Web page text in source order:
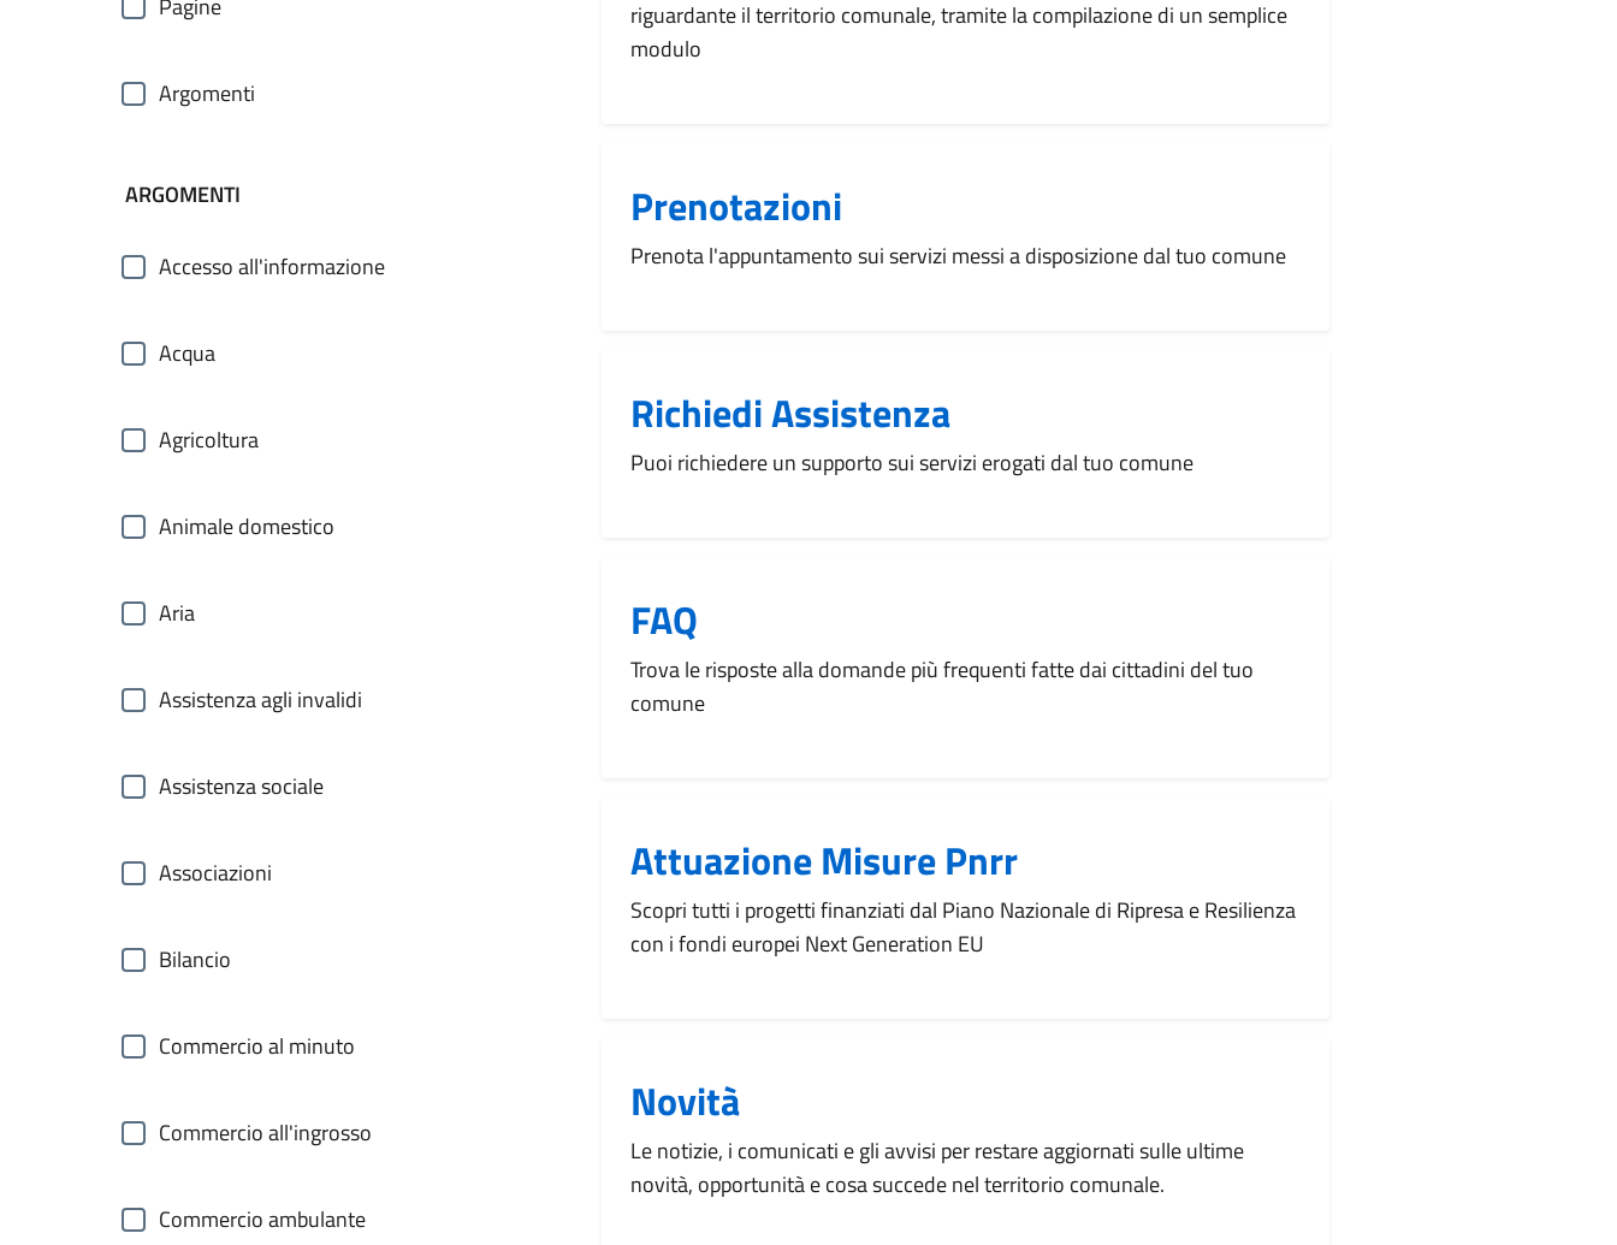
Pagine
Argomenti
ARGOMENTI
Accesso all'informazione
Acqua
Agricoltura
Animale domestico
Aria
Assistenza agli invalidi
Assistenza sociale
Associazioni
Bilancio
Commercio al minuto
Commercio all'ingrosso
Commercio ambulante
riguardante il territorio comunale, tramite la compilazione di un semplice
modulo
Prenotazioni
Prenota l'appuntamento sui servizi messi a disposizione dal tuo comune
Richiedi Assistenza
Puoi richiedere un supporto sui servizi erogati dal tuo comune
FAQ
Trova le risposte alla domande più frequenti fatte dai cittadini del tuo
comune
Attuazione Misure Pnrr
Scopri tutti i progetti finanziati dal Piano Nazionale di Ripresa e Resilienza
con i fondi europei Next Generation EU
Novità
Le notizie, i comunicati e gli avvisi per restare aggiornati sulle ultime
novità, opportunità e cosa succede nel territorio comunale.